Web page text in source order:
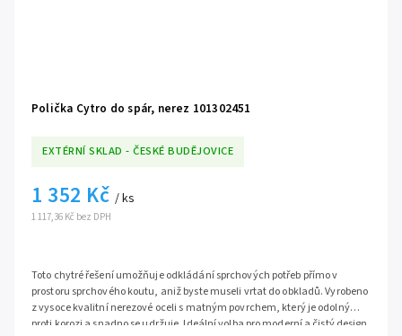
Polička Cytro do spár, nerez 101302451
EXTÉRNÍ SKLAD - ČESKÉ BUDĚJOVICE
1 117,36 Kč bez DPH
1 352 Kč / ks
Toto chytré řešení umožňuje odkládání sprchových potřeb přímo v
prostoru sprchového koutu, aniž byste museli vrtat do obkladů. Vyrobeno
z vysoce kvalitní nerezové oceli s matným povrchem, který je odolný
proti korozi a snadno se udržuje. Ideální volba pro moderní a čistý design